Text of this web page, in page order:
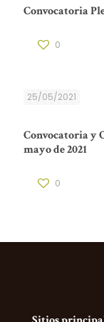
Convocatoria
0
25/05/2021
Convocatoria y
mayo de 2021
0